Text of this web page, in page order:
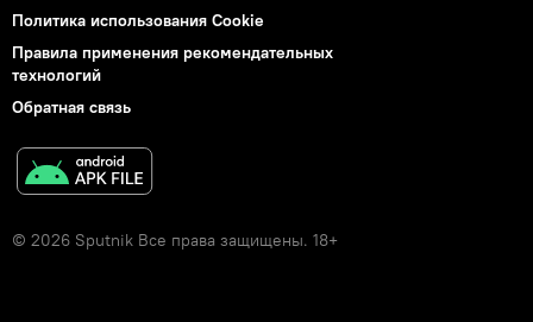
Политика использования Cookie
Правила применения рекомендательных
технологий
Обратная связь
© 2026 Sputnik Все права защищены. 18+